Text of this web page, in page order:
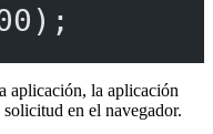
);
aplicación, la aplicación
en el navegador.